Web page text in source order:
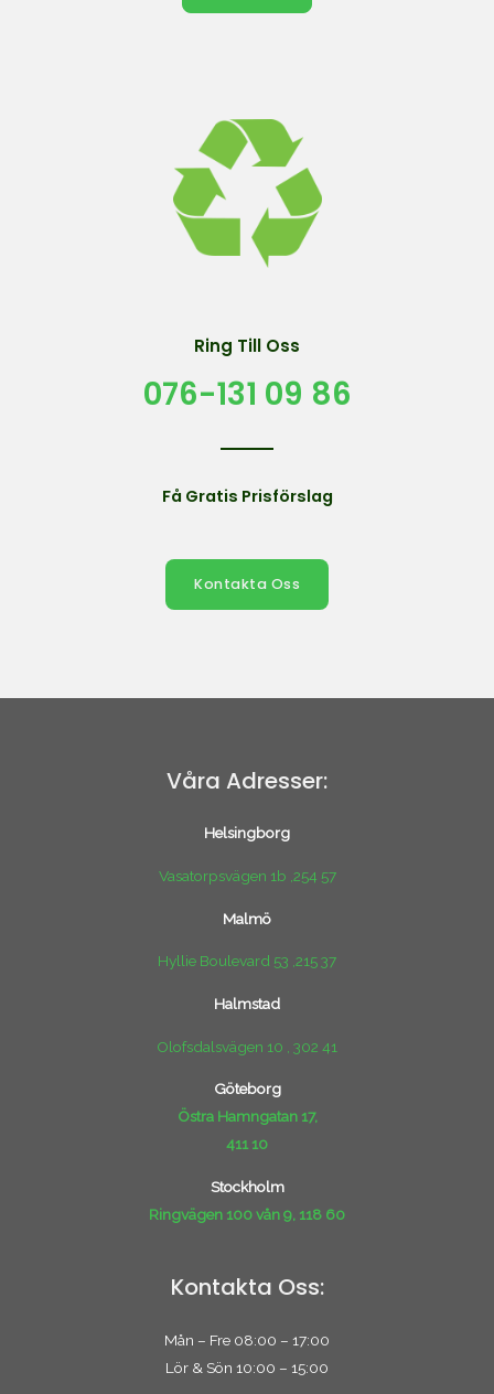
Ring Till Oss
076-131 09 86
Få Gratis Prisförslag
Kontakta Oss
Våra Adresser:
Helsingborg
Vasatorpsvägen 1b ,254 57
Malmö
Hyllie Boulevard 53 ,215 37
Halmstad
Olofsdalsvägen 10 , 302 41
Göteborg
Östra Hamngatan 17,
411 10
Stockholm
Ringvägen 100 vån 9, 118 60
Kontakta Oss:
Mån – Fre 08:00 – 17:00
Lör & Sön 10:00 – 15:00